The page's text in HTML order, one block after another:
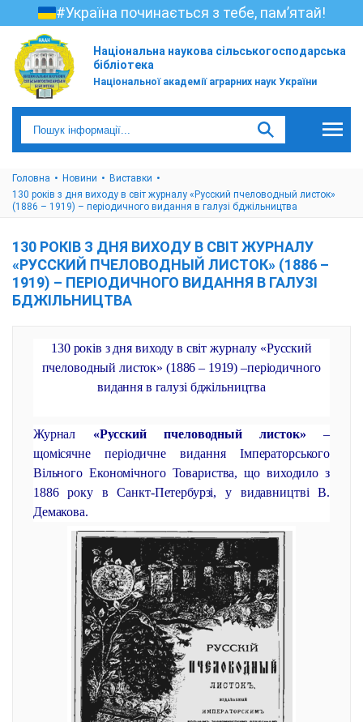
#Україна починається з тебе, пам’ятай!
Національна наукова сільськогосподарська
бібліотека
Національної академії аграрних наук України
Головна Новини
Виставки
130 років з дня виходу в світ журналу «Русский пчеловодный листок»
(1886 – 1919) – періодичного видання в галузі бджільництва
130 РОКІВ З ДНЯ ВИХОДУ В СВІТ ЖУРНАЛУ
«РУССКИЙ ПЧЕЛОВОДНЫЙ ЛИСТОК» (1886 –
1919) – ПЕРІОДИЧНОГО ВИДАННЯ В ГАЛУЗІ
БДЖІЛЬНИЦТВА
130 років з дня виходу в світ журналу «Русский
пчеловодный листок» (1886 – 1919) –періодичного
видання в галузі бджільництва
Журнал «Русский пчеловодный листок» –
щомісячне періодичне видання Імператорського
Вільного Економічного Товариства, що виходило з
1886 року в Санкт-Петербурзі, у видавництві В.
Демакова.